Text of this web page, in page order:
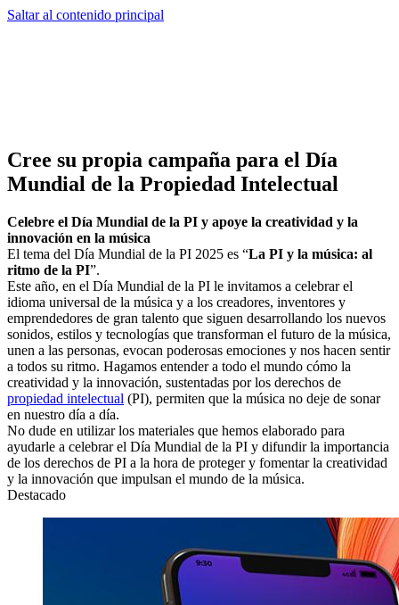
Saltar al contenido principal
Cree su propia campaña para el Día
Mundial de la Propiedad Intelectual
Celebre el Día Mundial de la PI y apoye la creatividad y la
innovación en la música
El tema del Día Mundial de la PI 2025 es “La PI y la música: al
ritmo de la PI”.
Este año, en el Día Mundial de la PI le invitamos a celebrar el
idioma universal de la música y a los creadores, inventores y
emprendedores de gran talento que siguen desarrollando los nuevos
sonidos, estilos y tecnologías que transforman el futuro de la música,
unen a las personas, evocan poderosas emociones y nos hacen sentir
a todos su ritmo. Hagamos entender a todo el mundo cómo la
creatividad y la innovación, sustentadas por los derechos de
propiedad intelectual (PI), permiten que la música no deje de sonar
en nuestro día a día.
No dude en utilizar los materiales que hemos elaborado para
ayudarle a celebrar el Día Mundial de la PI y difundir la importancia
de los derechos de PI a la hora de proteger y fomentar la creatividad
y la innovación que impulsan el mundo de la música.
Destacado